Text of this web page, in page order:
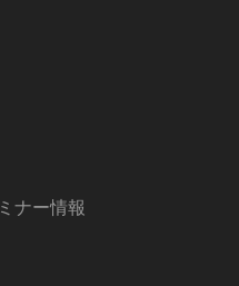
ナー情報